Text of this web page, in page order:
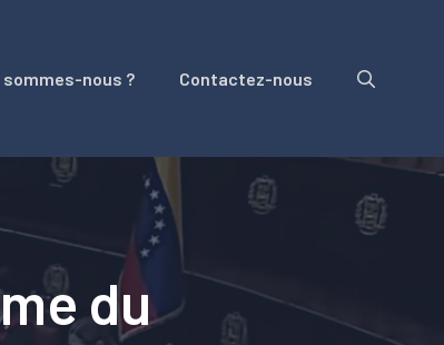
sommes-nous ? Contactez-nous
du